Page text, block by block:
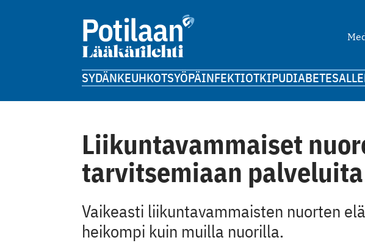
SYDÄNKEUHKOTSYÖPÄINFEKTIOTKIPUDIABETES
Liikuntavammaiset
tarvitsemiaan palveluita
Vaikeasti liikuntavammaisten nuorten
heikompi kuin muilla nuorilla.